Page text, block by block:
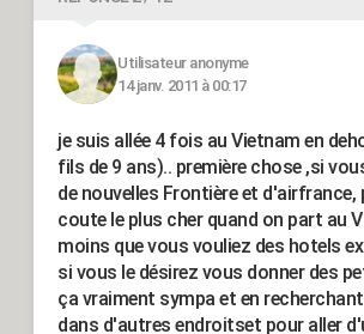
Utilisateur anonyme
14 janv. 2011 à 00:17
je suis allée 4 fois au Vietnam en
fils de 9 ans).. première chose ,si
de nouvelles Frontière et
coute le plus cher quand on part au
moins que vous vouliez des hotels
si vous le désirez vous donner des
ça vraiment sympa et en
dans d'autres endroitset pour aller